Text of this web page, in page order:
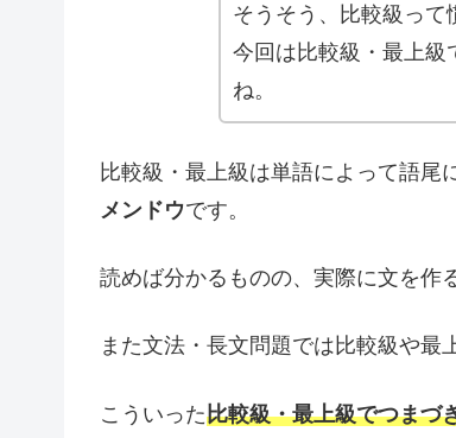
そうそう、比較級って
今回は比較級・最上級
ね。
比較級・最上級は単語によって語尾
メンドウです。
読めば分かるものの、実際に文を作
また文法・長文問題では比較級や最
こういった比較級・最上級でつまづ